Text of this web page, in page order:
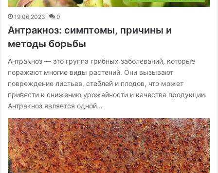
19.06.2023 0
Антракноз: симптомы, причины и
методы борьбы
Антракноз — это группа грибных заболеваний, которые
поражают многие виды растений. Они вызывают
повреждение листьев, стеблей и плодов, что может
привести к снижению урожайности и качества продукции.
Антракноз является одной…